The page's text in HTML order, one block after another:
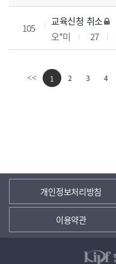
105
교육신청 취소
오*미
27
<< 1 2 3 4
개인정보처리방침
이용약관